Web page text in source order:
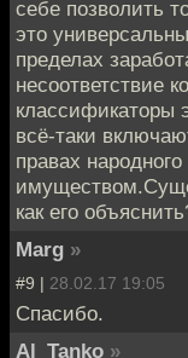
себе позволить
это
пределах
несоответствие
классификаторы
всё-таки
правах
как его
Marg »
#9 | 28.02.17 19:05
Спасибо.
Al_Tanko »